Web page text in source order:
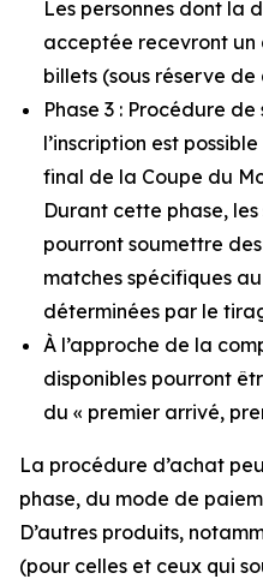
Les personnes dont la
acceptée recevront
billets (sous réserve
Phase 3 : Procédure
l’inscription est
final de la Coupe du
Durant cette phase,
pourront soumettre
matches spécifiques
déterminées par le
À l’approche de la
disponibles pourront
du « premier arrivé,
La procédure d’achat
phase, du mode de
D’autres produits,
(pour celles et ceux qui